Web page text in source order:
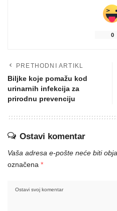
0
PRETHODNI ARTIKL
Biljke koje pomažu kod
urinarnih infekcija za
prirodnu prevenciju
Ostavi komentar
Vaša adresa e-pošte neće biti
označena *